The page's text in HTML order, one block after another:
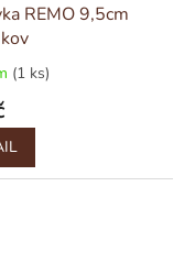
REMO 9,5cm
(1 ks)